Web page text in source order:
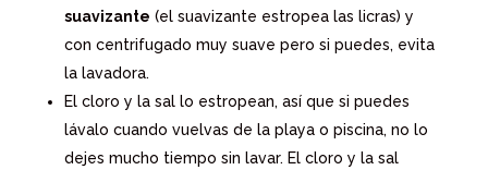
suavizante (el suavizante estropea las licras) y
con centrifugado muy suave pero si puedes, evita
la lavadora.
El cloro y la sal lo estropean, así que si puedes
lávalo cuando vuelvas de la playa o piscina, no lo
dejes mucho tiempo sin lavar. El cloro y la sal